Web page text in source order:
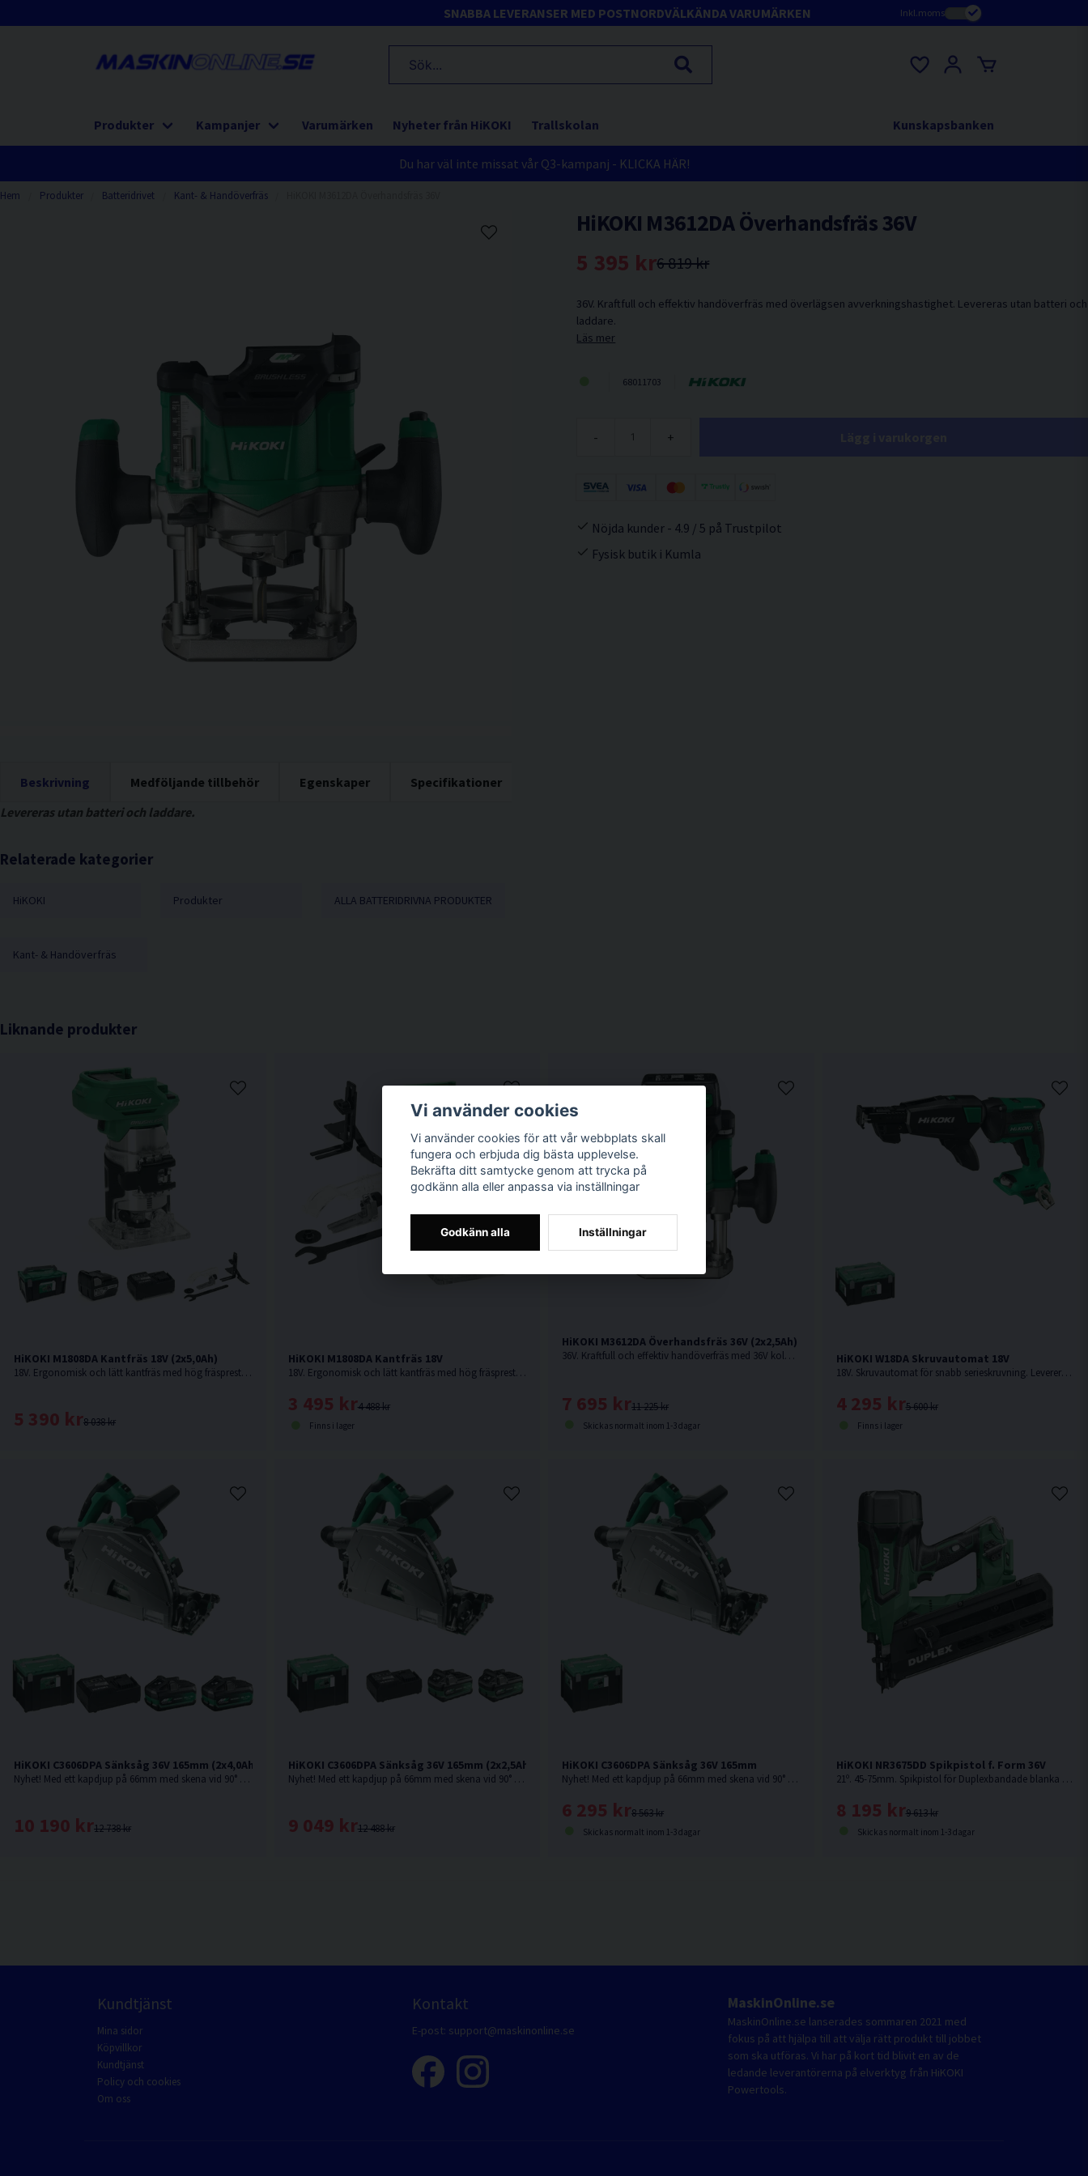
SNABBA LEVERANSER MED POSTNORDVÄLKÄNDA VARUMÄRKEN Inkl.moms
Produkter Kampanjer Varumärken Nyheter från HiKOKI Trallskolan Kunskapsbanken
Du har väl inte missat vår Q3-kampanj - KLICKA HÄR!
Hem Produkter Batteridrivet Kant- & Handöverfräs
Beskrivning Medföljande tillbehör Egenskaper
Specifikationer
Levereras utan batteri och laddare.
Relaterade kategorier
HiKOKI Produkter ALLA BATTERIDRIVNA PRODUKTER
Kant- & Handöverfräs
HiKOKI M3612DA Överhandsfräs 36V
6 819 kr
5 395 kr
36V. Kraftfull och effektiv handöverfräs med överlägsen avverkningshastighet. Levereras utan batteri och
laddare.
Läs mer
68011703
- +
Nöjda kunder - 4.9 / 5 på Trustpilot
Fysisk butik i Kumla
Liknande produkter
HiKOKI M1808DA Kantfräs 18V (2x5,0Ah)
18V. Ergonomisk och lätt kantfräs med hög fräsprestanda och robust aluminiumstam.
8 038 kr
5 390 kr
HiKOKI M1808DA Kantfräs 18V
18V. Ergonomisk och lätt kantfräs med hög fräsprestanda och robust aluminiumstam. Levereras utan batteri och laddare.
4 488 kr
3 495 kr
Finns i lager
HiKOKI M3612DA Överhandsfräs 36V (2x2,5Ah)
36V. Kraftfull och effektiv handöverfräs med 36V kolborstfri motor för hög hållbarhet och överlägsen avverkningshastighet.
11 225 kr
7 695 kr
Skickas normalt inom 1-3 dagar
HiKOKI W18DA Skruvautomat 18V
18V. Skruvautomat för snabb serieskruvning. Levereras utan batteri & laddare.
5 600 kr
4 295 kr
Finns i lager
HiKOKI C3606DPA Sänksåg 36V 165mm (2x4,0Ah) Inkl 800mm skena
Nyhet! Med ett kapdjup på 66mm med skena vid 90° är denna sänksåg från HiKOKI Powertools väl värd en plats i maskinparken.
12 738 kr
10 190 kr
HiKOKI C3606DPA Sänksåg 36V 165mm (2x2,5Ah)
Nyhet! Med ett kapdjup på 66mm med skena vid 90° är denna sänksåg från HiKOKI Powertools väl värd en plats i maskinparken.
12 488 kr
9 049 kr
HiKOKI C3606DPA Sänksåg 36V 165mm
Nyhet! Med ett kapdjup på 66mm med skena vid 90° är denna sänksåg från HiKOKI Powertools väl värd en plats i maskinparken. Levereras utan batteri & laddare.
8 563 kr
6 295 kr
Skickas normalt inom 1-3 dagar
HiKOKI NR3675DD Spikpistol f. Form 36V
21º. 45-75mm. Spikpistol för Duplexbandade blanka dubbelhuvudspikar för formsättning, tillfällig infästning etc. Levereras utan batteri och laddare.
9 613 kr
8 195 kr
Skickas normalt inom 1-3 dagar
Kundtjänst
Mina sidor
Köpvillkor
Kundtjänst
Policy och cookies
Om oss
Kontakt
E-post: support@maskinonline.se
MaskinOnline.se
MaskinOnline.se lanserades sommaren 2021 med
fokus på att hjälpa till att välja rätt produkt till jobbet
som ska utföras. Vi har på kort tid blivit en av de
ledande leverantörerna på elverktyg från HiKOKI
Powertools.
Vi använder cookies
Vi använder cookies för att vår webbplats skall
fungera och erbjuda dig bästa upplevelse.
Bekräfta ditt samtycke genom att trycka på
godkänn alla eller anpassa via inställningar
Godkänn alla Inställningar